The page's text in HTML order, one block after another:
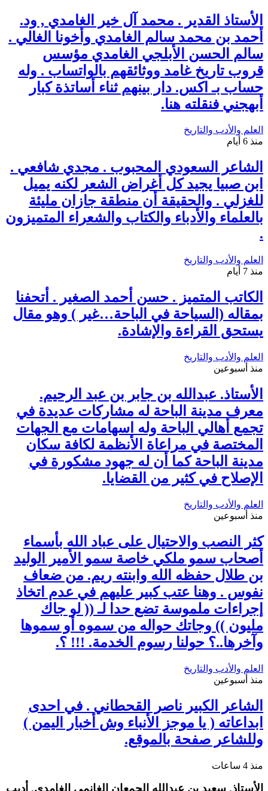
الأستاذ القدير . محمد آل خير الغامدي , ود.
أحمد بن محمد سالم الغامدي وأخونا الغالي .
سالم الحسن الأبلجي الغامدي مؤسس
قروب تاريخ غامد ووثائقهم بالواتساب . وله
حساب بـ اكس. دار بينهم ثناء أساتذة كبار
أبهجني فنقلته هنا.
العلم والأدب والتاريخ
منذ 6 أيام
الشاعر السعودي المحبوب . مجدي شافعي .
ابن صبيا يجيد كل أغراض الشعر لكنه يميل
للغزلي . والحقيقة أن منطقة جازان مليئة
بالعلماء والأدباء والكتاب والشعراء المتميزون
.
العلم والأدب والتاريخ
منذ 7 أيام
الكاتب المتميز . حسن أحمد الصغير . أتحفنا
بمقاله (السياحة في الباحة…غير ) وهو مقال
يستحق القراءة والإشادة.
العلم والأدب والتاريخ
منذ أسبوعين
الأستاذ. عبدالله بن جابر بن عبد الرحيم.
معرف مدينة الباحة له مشاركات عديدة في
تجمع أهالي الباحة وله اسهامات مع الجهات
المختصة في مراعاة الأنظمة لكافة سكان
مدينة الباحة كما أن له جهود مشكورة في
الإصلاح في كثير من القضايا.
العلم والأدب والتاريخ
منذ أسبوعين
كثر النصب والاحتيال على عباد الله بأسماء
أصحاب سمو ملكي خاصة سمو الأمير الوليد
بن طلال حفظه الله وابنته ريم. من ضعاف
نفوس . وهنا عتب كبير عليهم في عدم اتخاذ
إجراءات ملموسة تضع حدا لـ (( لو جاك
مليون )) وجاتك حواله من سموه أو سموها
وآخرها..؟ حولنا رسوم الخدمة. !!! ؟.
العلم والأدب والتاريخ
منذ أسبوعين
الشاعر الكبير ناصر القحطاني . في احدى
ابداعاته ( يا موجز الأنباء وش أخبار اليمن )
وللشاعر صفحة بالموقع.
منذ 4 ساعات
الأستاذ. سعيد بن عبدالله الجمعان الغانمي الغامدي. أديب